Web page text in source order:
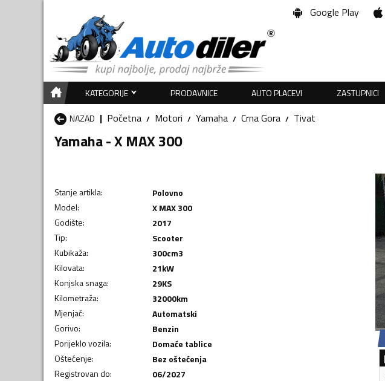
Google Play
KATEGORIJE PRODAVNICE AUTO PLACEVI ZASTUPNICI
NAZAD
Početna Motori Yamaha Crna Gora Tivat
Yamaha - X MAX 300
Stanje artikla:
Polovno
Model:
X MAX 300
Godište:
2017
Tip:
Scooter
Kubikaža: 300cm3
Kilovata: 21kW
Konjska snaga: 29KS
Kilometraža: 32000km
Mjenjač:
Automatski
Gorivo:
Benzin
Porijeklo vozila:
Domaće tablice
Oštećenje:
Bez oštećenja
Registrovan do:
06/2027